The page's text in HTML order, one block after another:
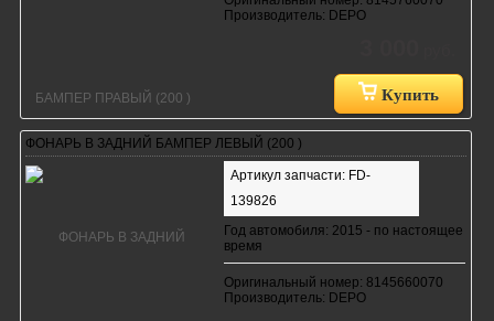
Производитель: DEPO
Купить
ФОНАРЬ В ЗАДНИЙ БАМПЕР ЛЕВЫЙ (200 )
Артикул запчасти: FD-
139826
Год автомобиля: 2015 - по настоящее
время
Оригинальный номер: 8145660070
Производитель: DEPO